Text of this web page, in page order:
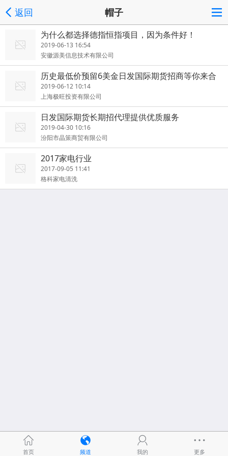
返回 帽子
为什么都选择德指恒指项目，因为条件好！
2019-06-13 16:54
安徽源美信息技术有限公司
历史最低价预留6美金日发国际期货招商等你来合
作
2019-06-12 10:14
上海极旺投资有限公司
日发国际期货长期招代理提供优质服务
2019-04-30 10:16
汾阳市晶策商贸有限公司
2017家电行业
2017-09-05 11:41
格科家电清洗
首页 频道 我的 更多